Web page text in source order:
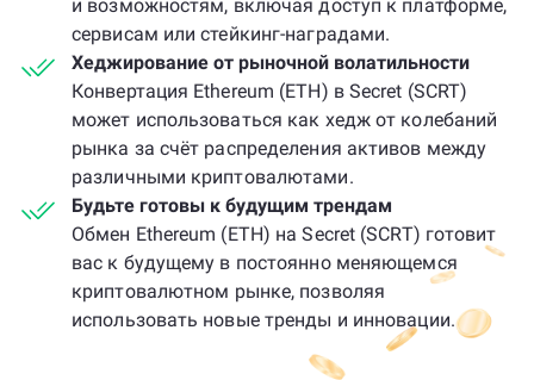
и возможностям, включая доступ к платформе,
сервисам или стейкинг-наградами.
Хеджирование от рыночной волатильности
Конвертация Ethereum (ETH) в Secret (SCRT)
может использоваться как хедж от колебаний
рынка за счёт распределения активов между
различными криптовалютами.
Будьте готовы к будущим трендам
Обмен Ethereum (ETH) на Secret (SCRT) готовит
вас к будущему в постоянно меняющемся
криптовалютном рынке, позволяя
использовать новые тренды и инновации.